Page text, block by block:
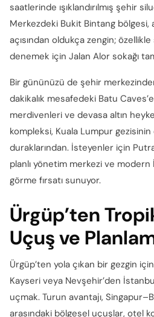
saatlerinde ışıklandırılmış şehir
Merkezdeki Bukit Bintang bölgesi,
açısından oldukça zengin;
denemek için Jalan Alor sokağı
Bir gününüzü de şehir
dakikalık mesafedeki Batu Caves’e
merdivenleri ve devasa altın
kompleksi, Kuala Lumpur
duraklarından. İsteyenler için
planlı yönetim merkezi ve
görme fırsatı sunuyor.
Ürgüp’ten
Uçuş ve
Ürgüp’ten yola çıkan bir gezgin
Kayseri veya Nevşehir’den
uçmak. Turun avantajı,
arasındaki bölgesel uçuşlar, otel